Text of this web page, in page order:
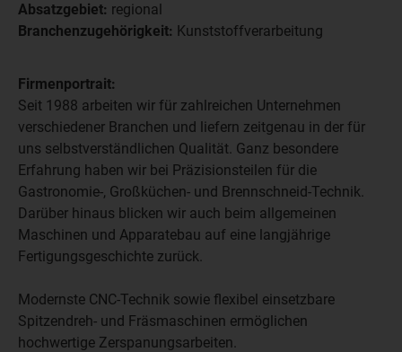
Absatzgebiet: regional
Branchenzugehörigkeit: Kunststoffverarbeitung
Firmenportrait:
Seit 1988 arbeiten wir für zahlreichen Unternehmen
verschiedener Branchen und liefern zeitgenau in der für
uns selbstverständlichen Qualität. Ganz besondere
Erfahrung haben wir bei Präzisionsteilen für die
Gastronomie-, Großküchen- und Brennschneid-Technik.
Darüber hinaus blicken wir auch beim allgemeinen
Maschinen und Apparatebau auf eine langjährige
Fertigungsgeschichte zurück.
Modernste CNC-Technik sowie flexibel einsetzbare
Spitzendreh- und Fräs­maschinen ermöglichen
hochwertige Zerspanungs­arbeiten.